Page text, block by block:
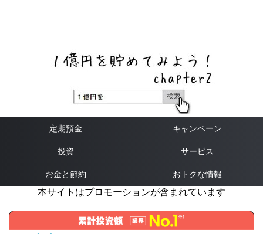
定期預金 キャンペーン
投資 サービス
お金と節約 おトクな情報
本サイトはプロモーションが含まれています